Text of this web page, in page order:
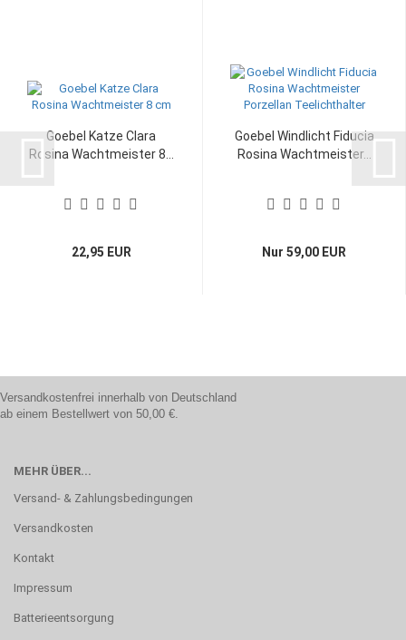
Goebel Katze Clara
Rosina Wachtmeister 8...
22,95 EUR
Goebel Windlicht Fiducia
Rosina Wachtmeister...
Nur 59,00 EUR
Versandkostenfrei innerhalb von Deutschland
ab einem Bestellwert von 50,00 €.
MEHR ÜBER...
Versand- & Zahlungsbedingungen
Versandkosten
Kontakt
Impressum
Batterieentsorgung